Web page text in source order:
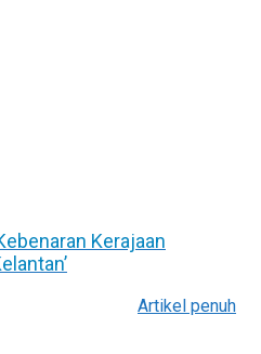
Kerajaan
Artikel penuh